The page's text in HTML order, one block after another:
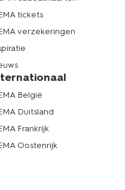
tickets
verzekeringen
België
Duitsland
Frankrijk
Oostenrijk